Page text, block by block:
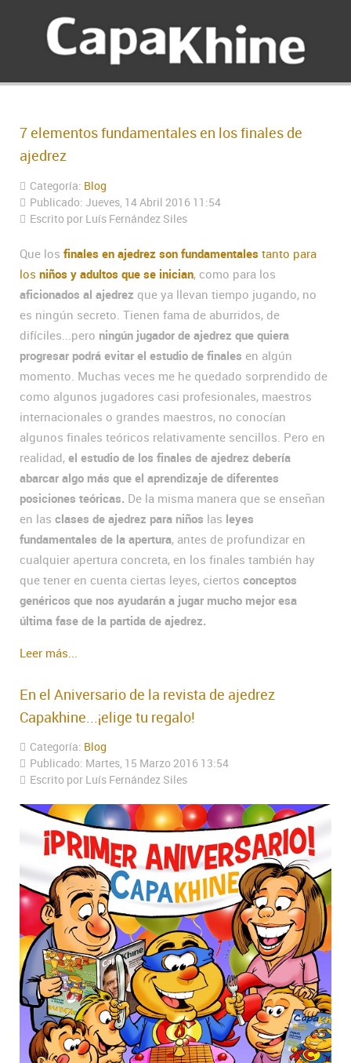
7 elementos fundamentales en los finales de
ajedrez
Categoría: Blog
Publicado: Jueves, 14 Abril 2016 11:54
Escrito por Luís Fernández Siles
Que los finales en ajedrez son fundamentales tanto para
los niños y adultos que se inician, como para los
aficionados al ajedrez que ya llevan tiempo jugando, no
es ningún secreto. Tienen fama de aburridos, de
difíciles...pero ningún jugador de ajedrez que quiera
progresar podrá evitar el estudio de finales en algún
momento. Muchas veces me he quedado sorprendido de
como algunos jugadores casi profesionales, maestros
internacionales o grandes maestros, no conocían
algunos finales teóricos relativamente sencillos. Pero en
realidad, el estudio de los finales de ajedrez debería
abarcar algo más que el aprendizaje de diferentes
posiciones teóricas. De la misma manera que se enseñan
en las clases de ajedrez para niños las leyes
fundamentales de la apertura, antes de profundizar en
cualquier apertura concreta, en los finales también hay
que tener en cuenta ciertas leyes, ciertos conceptos
genéricos que nos ayudarán a jugar mucho mejor esa
última fase de la partida de ajedrez.
Leer más...
En el Aniversario de la revista de ajedrez
Capakhine...¡elige tu regalo!
Categoría: Blog
Publicado: Martes, 15 Marzo 2016 13:54
Escrito por Luís Fernández Siles